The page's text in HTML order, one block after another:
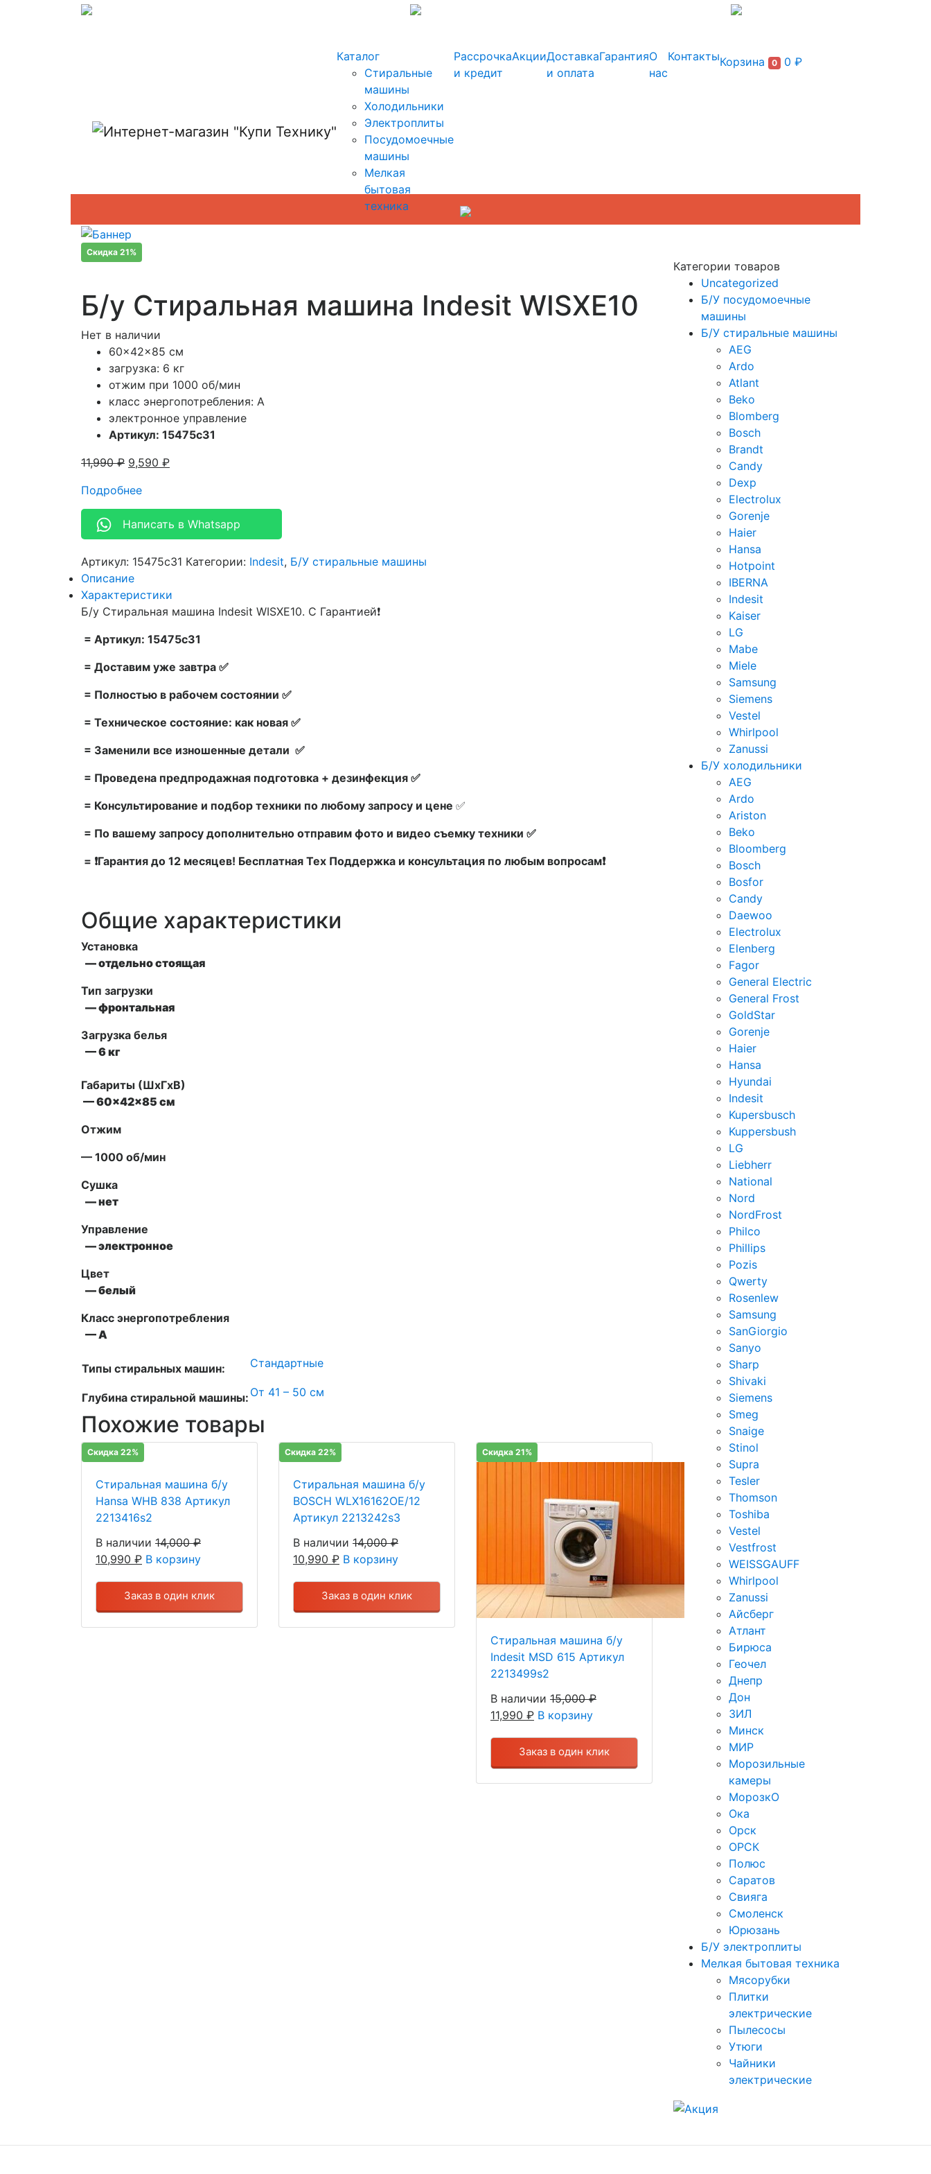
Каталог
Стиральные
машины
Холодильники
Электроплиты
Посудомоечные
машины
Мелкая
бытовая
техника
Рассрочка
и кредит
АкцииДоставка
и оплата
ГарантияО
нас
КонтактыКорзина 0 0 ₽
Скидка 21%
Б/у Стиральная машина Indesit WISXE10
Нет в наличии
60x42x85 см
загрузка: 6 кг
отжим при 1000 об/мин
класс энергопотребления: A
электронное управление
Артикул: 15475c31
11,990₽ 9,590 ₽
Подробнее
Написать в Whatsapp
Артикул: 15475c31 Категории: Indesit, Б/У стиральные машины
Описание
Характеристики
Б/у Стиральная машина Indesit WISXE10. С Гарантией❗
= Артикул: 15475c31
= Доставим уже завтра ✅
= Полностью в рабочем состоянии ✅
= Техническое состояние: как новая ✅
= Заменили все изношенные детали ✅
= Проведена предпродажная подготовка + дезинфекция ✅
= Консультирование и подбор техники по любому запросу и цене ✅
= По вашему запросу дополнительно отправим фото и видео съемку техники ✅
= ❗Гарантия до 12 месяцев! Бесплатная Тех Поддержка и консультация по любым вопросам❗
Общие характеристики
Установка
— отдельно стоящая
Тип загрузки
— фронтальная
Загрузка белья
— 6 кг
Габариты (ШxГxВ)
— 60x42x85 см
Отжим
— 1000 об/мин
Сушка
— нет
Управление
— электронное
Цвет
— белый
Класс энергопотребления
— А
Типы стиральных машин: Стандартные
Глубина стиральной машины: От 41 – 50 см
Похожие товары
Скидка 22%
Стиральная машина б/у
Hansa WHB 838 Артикул
2213416s2
В наличии 14,000₽
10,990 ₽ В корзину
Заказ в один клик
Скидка 22%
Стиральная машина б/у
BOSCH WLX16162OE/12
Артикул 2213242s3
В наличии 14,000₽
10,990 ₽ В корзину
Заказ в один клик
Скидка 21%
Стиральная машина б/у
Indesit MSD 615 Артикул
2213499s2
В наличии 15,000₽
11,990 ₽ В корзину
Заказ в один клик
Категории товаров
Uncategorized
Б/У посудомоечные
машины
Б/У стиральные машины
AEG
Ardo
Atlant
Beko
Blomberg
Bosch
Brandt
Candy
Dexp
Electrolux
Gorenje
Haier
Hansa
Hotpoint
IBERNA
Indesit
Kaiser
LG
Mabe
Miele
Samsung
Siemens
Vestel
Whirlpool
Zanussi
Б/У холодильники
AEG
Ardo
Ariston
Beko
Bloomberg
Bosch
Bosfor
Candy
Daewoo
Electrolux
Elenberg
Fagor
General Electric
General Frost
GoldStar
Gorenje
Haier
Hansa
Hyundai
Indesit
Kupersbusch
Kuppersbush
LG
Liebherr
National
Nord
NordFrost
Philco
Phillips
Pozis
Qwerty
Rosenlew
Samsung
SanGiorgio
Sanyo
Sharp
Shivaki
Siemens
Smeg
Snaige
Stinol
Supra
Tesler
Thomson
Toshiba
Vestel
Vestfrost
WEISSGAUFF
Whirlpool
Zanussi
Айсберг
Атлант
Бирюса
Геочел
Днепр
Дон
ЗИЛ
Минск
МИР
Морозильные
камеры
МорозкО
Ока
Орск
ОРСК
Полюс
Саратов
Свияга
Смоленск
Юрюзань
Б/У электроплиты
Мелкая бытовая техника
Мясорубки
Плитки
электрические
Пылесосы
Утюги
Чайники
электрические